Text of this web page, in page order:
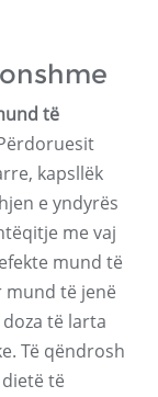
të
kapsllëk
e yndyrës
me vaj
mund të
mund të jenë
të larta
Të qëndrosh
të